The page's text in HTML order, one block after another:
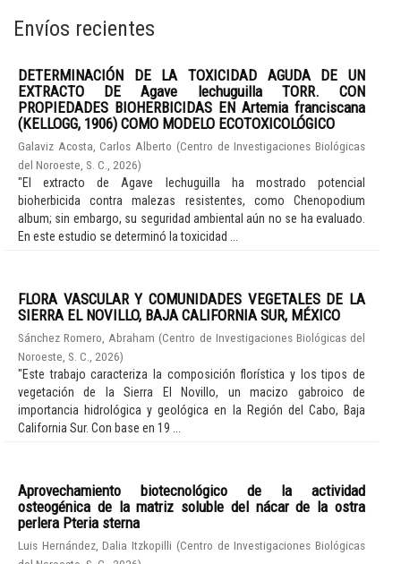
Envíos recientes
DETERMINACIÓN DE LA TOXICIDAD AGUDA DE UN
EXTRACTO DE Agave lechuguilla TORR. CON
PROPIEDADES BIOHERBICIDAS EN Artemia franciscana
(KELLOGG, 1906) COMO MODELO ECOTOXICOLÓGICO
Galaviz Acosta, Carlos Alberto (Centro de Investigaciones Biológicas
del Noroeste, S. C.
2026)
"El extracto de Agave lechuguilla ha mostrado potencial
bioherbicida contra malezas resistentes, como Chenopodium
album; sin embargo, su seguridad ambiental aún no se ha evaluado.
En este estudio se determinó la toxicidad ...
FLORA VASCULAR Y COMUNIDADES VEGETALES DE LA
SIERRA EL NOVILLO, BAJA CALIFORNIA SUR, MÉXICO
Sánchez Romero, Abraham (Centro de Investigaciones Biológicas del
Noroeste, S. C.
2026)
"Este trabajo caracteriza la composición florística y los tipos de
vegetación de la Sierra El Novillo, un macizo gabroico de
importancia hidrológica y geológica en la Región del Cabo, Baja
California Sur. Con base en 19 ...
Aprovechamiento biotecnológico de la actividad
osteogénica de la matriz soluble del nácar de la ostra
perlera Pteria sterna
Luis Hernández, Dalia Itzkopilli (Centro de Investigaciones Biológicas